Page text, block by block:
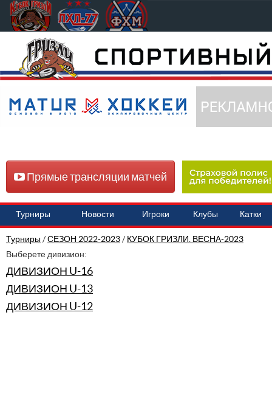
Прямые трансляции матчей
Турниры Новости Игроки Клубы Катки
Турниры /СЕЗОН 2022-2023 /КУБОК ГРИЗЛИ. ВЕСНА-2023
Выберете дивизион:
ДИВИЗИОН U-16
ДИВИЗИОН U-13
ДИВИЗИОН U-12